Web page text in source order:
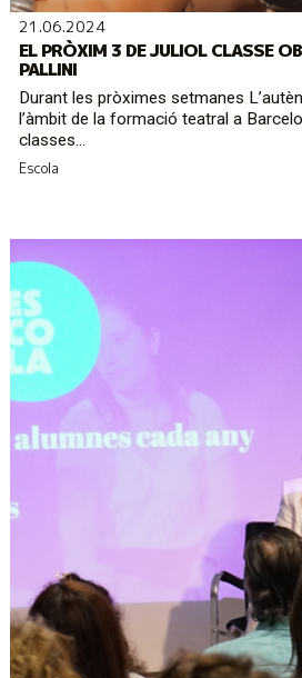
21.06.2024
EL PRÒXIM 3 DE JULIOL CLASSE
PALLINI
Durant les pròximes setmanes
l’àmbit de la formació teatral a
classes...
Escola